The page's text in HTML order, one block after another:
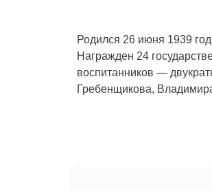
Родился 26 июня 1939
Награжден 24
воспитанников —
Гребенщикова,